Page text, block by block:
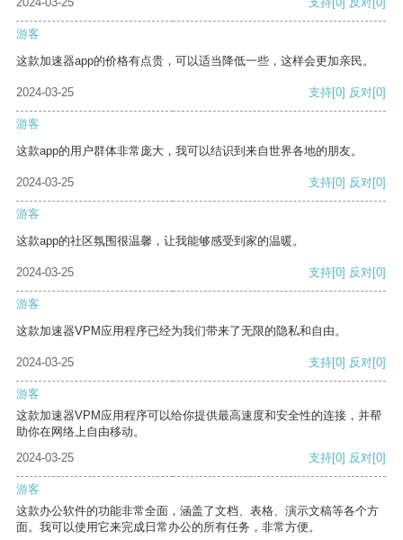
游客
这款加速器app的价格有点贵，可以适当降低一些，这样会更加亲民。
2024-03-25 支持[0] 反对[0]
游客
这款app的用户群体非常庞大，我可以结识到来自世界各地的朋友。
2024-03-25 支持[0] 反对[0]
游客
这款app的社区氛围很温馨，让我能够感受到家的温暖。
2024-03-25 支持[0] 反对[0]
游客
这款加速器VPM应用程序已经为我们带来了无限的隐私和自由。
2024-03-25 支持[0] 反对[0]
游客
这款加速器VPM应用程序可以给你提供最高速度和安全性的连接，并帮
助你在网络上自由移动。
2024-03-25
支持[0] 反对[0]
游客
这款办公软件的功能非常全面，涵盖了文档、表格、演示文稿等各个方
面。我可以使用它来完成日常办公的所有任务，非常方便。